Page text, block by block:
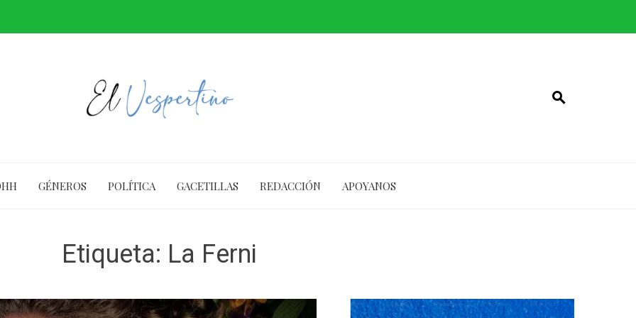
GÉNEROS POLÍTICA GACETILLAS REDACCIÓN APOYANOS
Etiqueta: La Ferni